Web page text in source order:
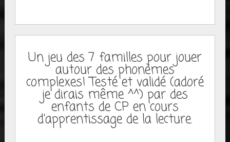
Un jeu des 7 familles pour jouer
autour des phonèmes
complexes! Testé et validé (adoré
je dirais même ^^) par des
enfants de CP en cours
d'apprentissage de la lecture.